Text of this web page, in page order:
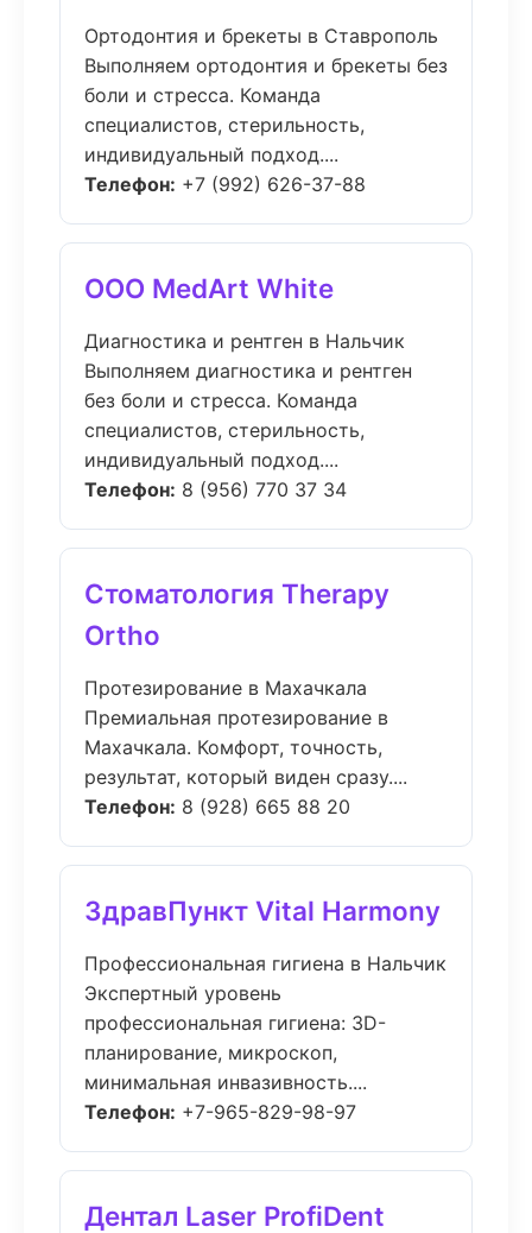
Ортодонтия и брекеты в Ставрополь
Выполняем ортодонтия и брекеты без
боли и стресса. Команда
специалистов, стерильность,
индивидуальный подход....
Телефон: +7 (992) 626-37-88
ООО MedArt White
Диагностика и рентген в Нальчик
Выполняем диагностика и рентген
без боли и стресса. Команда
специалистов, стерильность,
индивидуальный подход....
Телефон: 8 (956) 770 37 34
Стоматология Therapy
Ortho
Протезирование в Махачкала
Премиальная протезирование в
Махачкала. Комфорт, точность,
результат, который виден сразу....
Телефон: 8 (928) 665 88 20
ЗдравПункт Vital Harmony
Профессиональная гигиена в Нальчик
Экспертный уровень
профессиональная гигиена: 3D-
планирование, микроскоп,
минимальная инвазивность....
Телефон: +7-965-829-98-97
Дентал Laser ProfiDent